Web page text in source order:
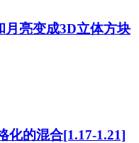
亮变成3D立体方块
化的混合[1.17-1.21]